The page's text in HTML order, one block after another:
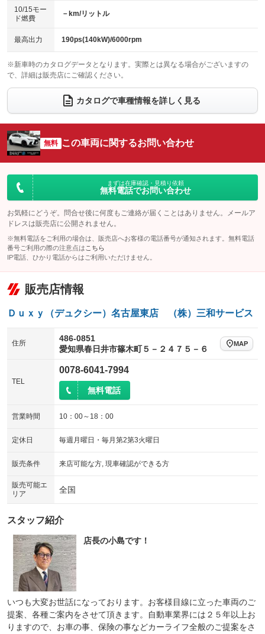
ベンチシート
：装備なし
チップアップシート
：装備なし
：装備なし ：装備あり
ウォークスルー
：装備なし
電動リアゲート フロントカメラ
：装備あり
：装備あり ：装備あり
サイドカメラ
：装備あり ルーフレール
：装備あり
：装備なし
：装備あり
10/15モー
ド燃費
－km/リットル
最高出力 190ps(140kW)/6000rpm
※新車時のカタログデータとなります。実際とは異なる場合がございますの
で、詳細は販売店にご確認ください。
カタログで車種情報を詳しく見る
無料 この車両に関するお問い合わせ
まずは在庫確認・見積り依頼
無料電話でお問い合わせ
お気軽にどうぞ。問合せ後に何度もご連絡が届くことはありません。メールア
ドレスは販売店に公開されません。
※無料電話をご利用の場合は、販売店へお客様の電話番号が通知されます。無料電話
番号ご利用の際の注意点は こちら
IP電話、ひかり電話からはご利用いただけません。
販売店情報
Ｄｕｘｙ（デュクシー）名古屋東店 （株）三和サービス
住所
486-0851
愛知県春日井市篠木町５－２４７５－６
MAP
TEL
0078-6041-7994
無料電話
営業時間 10：00～18：00
定休日 毎週月曜日・毎月第2第3火曜日
販売条件 来店可能な方, 現車確認ができる方
販売可能エ
リア
全国
スタッフ紹介
店長の小島です！
いつも大変お世話になっております。お客様目線に立った車両のご
提案、各種ご案内をさせて頂きます。自動車業界には２５年以上お
りますので、お車の事、保険の事などカーライフ全般のご提案をさ